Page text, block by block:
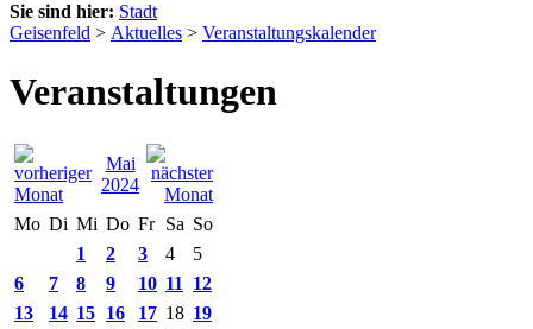
Sie sind hier: Stadt
Geisenfeld > Aktuelles > Veranstaltungskalender
Veranstaltungen
Mai
2024
Mo Di Mi Do Fr Sa So
1
2 3 4
5
6
7 8 9 10 11
12
13
14 15 16 17 18 19